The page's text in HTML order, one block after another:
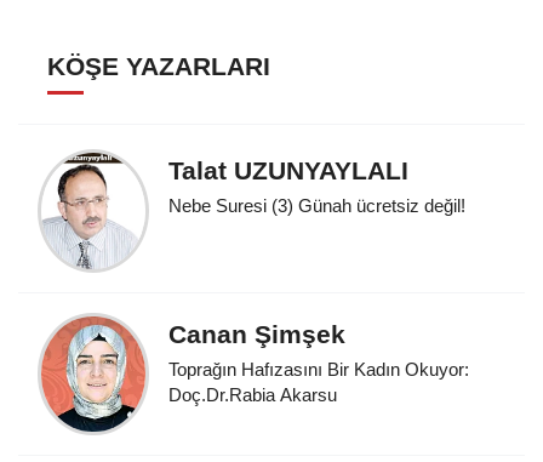
KÖŞE YAZARLARI
Talat UZUNYAYLALI
Nebe Suresi (3) Günah ücretsiz değil!
Canan Şimşek
Toprağın Hafızasını Bir Kadın Okuyor:
Doç.Dr.Rabia Akarsu